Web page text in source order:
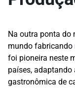
Na outra ponta do
mundo fabricando
foi pioneira neste
países,
gastronômica de